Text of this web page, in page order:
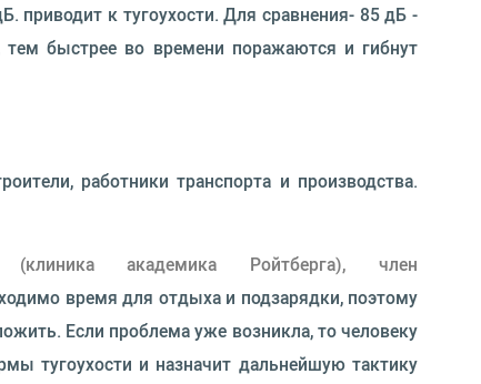
к тугоухости. Для сравнения- 85 дБ -
быстрее во времени поражаются и гибнут
работники транспорта и производства.
академика Ройтберга), член
время для отдыха и подзарядки, поэтому
Если проблема уже возникла, то человеку
тугоухости и назначит дальнейшую тактику